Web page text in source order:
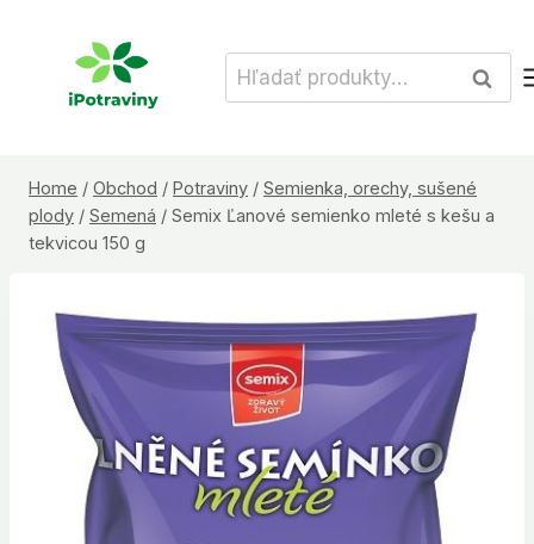
Hľadať:
Home / Obchod / Potraviny / Semienka, orechy, sušené
plody / Semená / Semix Ľanové semienko mleté s kešu a
tekvicou 150 g